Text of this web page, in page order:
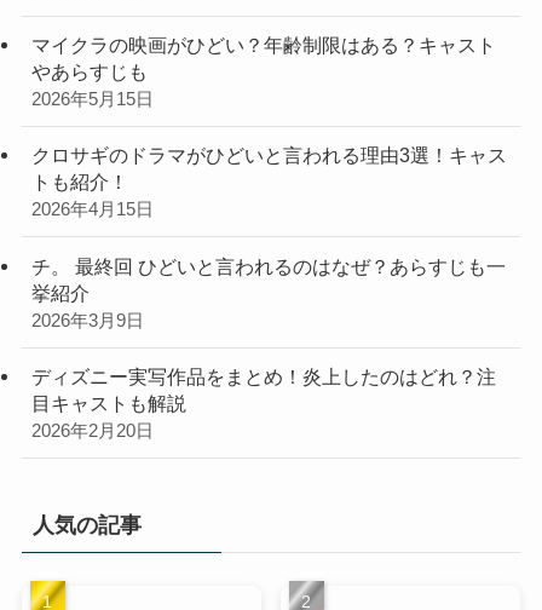
マイクラの映画がひどい？年齢制限はある？キャスト
やあらすじも
2026年5月15日
クロサギのドラマがひどいと言われる理由3選！キャス
トも紹介！
2026年4月15日
チ。 最終回 ひどいと言われるのはなぜ？あらすじも一
挙紹介
2026年3月9日
ディズニー実写作品をまとめ！炎上したのはどれ？注
目キャストも解説
2026年2月20日
人気の記事